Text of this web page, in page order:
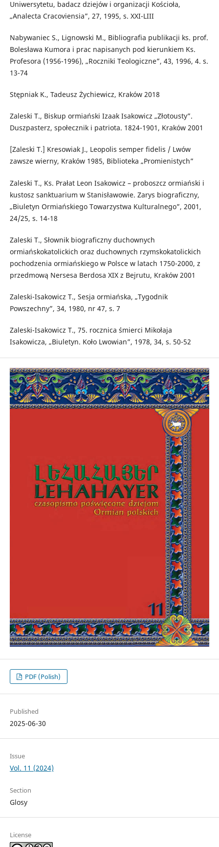
Uniwersytetu, badacz dziejów i organizacji Kościoła,
„Analecta Cracoviensia”, 27, 1995, s. XXI-LIII
Nabywaniec S., Lignowski M., Bibliografia publikacji ks. prof.
Bolesława Kumora i prac napisanych pod kierunkiem Ks.
Profesora (1956-1996), „Roczniki Teologiczne”, 43, 1996, 4. s.
13-74
Stępniak K., Tadeusz Żychiewicz, Kraków 2018
Zaleski T., Biskup ormiański Izaak Isakowicz „Złotousty”.
Duszpasterz, społecznik i patriota. 1824-1901, Kraków 2001
[Zaleski T.] Kresowiak J., Leopolis semper fidelis / Lwów
zawsze wierny, Kraków 1985, Biblioteka „Promienistych”
Zaleski T., Ks. Prałat Leon Isakowicz – proboszcz ormiański i
kustosz sanktuarium w Stanisławowie. Zarys biograficzny,
„Biuletyn Ormiańskiego Towarzystwa Kulturalnego”, 2001,
24/25, s. 14-18
Zaleski T., Słownik biograficzny duchownych
ormiańskokatolickich oraz duchownych rzymskokatolickich
pochodzenia ormiańskiego w Polsce w latach 1750-2000, z
przedmową Nersesa Berdosa XIX z Bejrutu, Kraków 2001
Zaleski-Isakowicz T., Sesja ormiańska, „Tygodnik
Powszechny”, 34, 1980, nr 47, s. 7
Zaleski-Isakowicz T., 75. rocznica śmierci Mikołaja
Isakowicza, „Biuletyn. Koło Lwowian”, 1978, 34, s. 50-52
PDF (Polish)
Published
2025-06-30
Issue
Vol. 11 (2024)
Section
Glosy
License